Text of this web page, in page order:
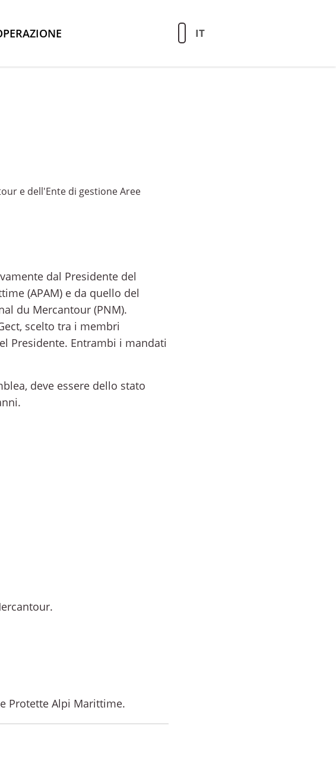
IT
e dell'Ente di gestione Aree
dal Presidente del
(APAM) e da quello del
du Mercantour (PNM).
scelto tra i membri
Presidente. Entrambi i mandati
deve essere dello stato
Protette Alpi Marittime.